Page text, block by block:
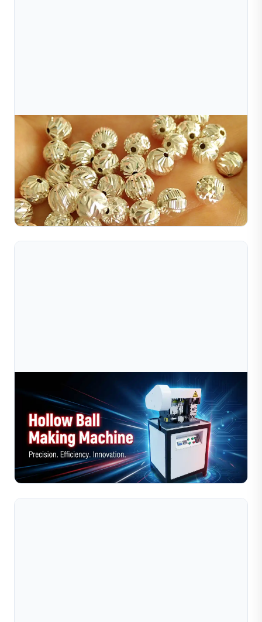
Jul 10, 2026
Tại Sao Trang Sức Vàng Lấp Lánh? Bí Mật Nằm Ở
Kỹ Thuật Hoàn Thiện Bề Mặt
Gold jewelry shines due to surface treatments like
polishing, diamond cutting, sandblasting, brushing, and
more. Discover the top finishing techniques here.
Đọc toàn bộ bài viết
Ưu Điểm Của Việc Sử Dụng Máy Làm Bi Rỗng Tự
Động Trong Sản Xuất Trang Sức
Trong ngành sản xuất trang sức hiện đại, hiệu suất, tính
đồng nhất và chất lượng sản phẩm đóng vai trò then
chốt để duy trì khả năng cạnh tranh. Một thiết bị th...
Đọc toàn bộ bài viết